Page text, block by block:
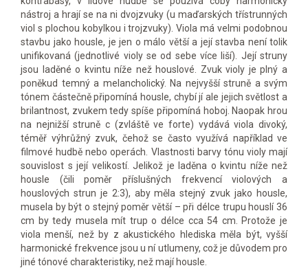
nástroj a hrají se na ni dvojzvuky (u maďarských třístrunných
viol s plochou kobylkou i trojzvuky). Viola má velmi podobnou
stavbu jako housle, je jen o málo větší a její stavba není tolik
unifikovaná (jednotlivé violy se od sebe více liší). Její struny
jsou laděné o kvintu níže než houslové. Zvuk violy je plný a
poněkud temný a melancholický. Na nejvyšší struně a svým
tónem částečně připomíná housle, chybí jí ale jejich světlost a
brilantnost, zvukem tedy spíše připomíná hoboj. Naopak hrou
na nejnižší struně c (zvláště ve forte) vydává viola divoký,
téměř výhrůžný zvuk, čehož se často využívá například ve
filmové hudbě nebo operách. Vlastnosti barvy tónu violy mají
souvislost s její velikostí. Jelikož je laděna o kvintu níže než
housle (čili poměr příslušných frekvencí violových a
houslových strun je 2:3), aby měla stejný zvuk jako housle,
musela by být o stejný poměr větší – při délce trupu houslí 36
cm by tedy musela mít trup o délce cca 54 cm. Protože je
viola menší, než by z akustického hlediska měla být, vyšší
harmonické frekvence jsou u ní utlumeny, což je důvodem pro
jiné tónové charakteristiky, než mají housle.